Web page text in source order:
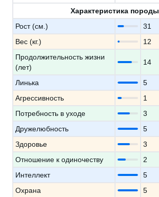
Характеристика породы
Рост (см.)
31
Вес (кг.)
12
Продолжительность жизни
(лет)
14
Линька 5
Агрессивность
1
Потребность в уходе
3
Дружелюбность
5
Здоровье
3
Отношение к одиночеству
2
Интеллект
5
Охрана
5